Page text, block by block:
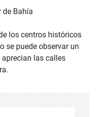
de Bahía
los centros históricos
se puede observar un
las calles